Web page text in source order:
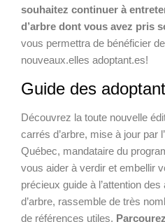
souhaitez continuer à
d’arbre dont vous avez pris
vous permettra de bénéficier
nouveaux.elles adoptant.es!
Guide des
Découvrez la toute nouvelle
carrés d’arbre, mise à jour par
Québec, mandataire du
vous aider à verdir et embellir
précieux guide à l’attention
d’arbre, rassemble de très
de références utiles.